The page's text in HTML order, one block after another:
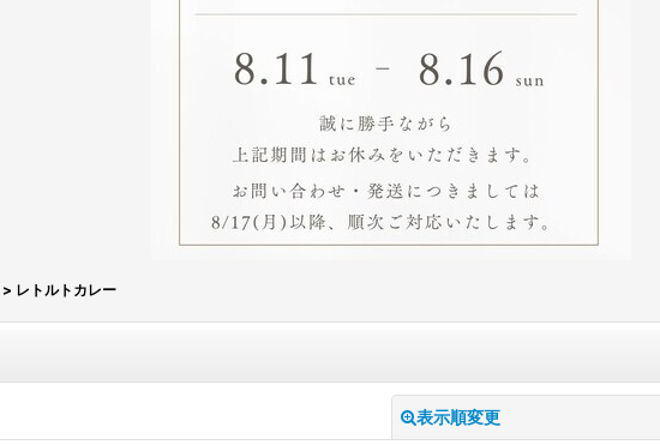
> レトルトカレー
表示順変更